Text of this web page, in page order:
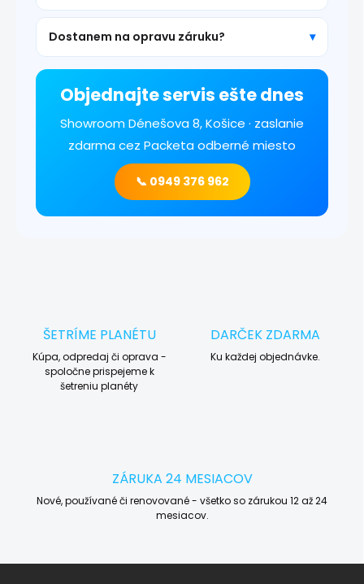
Dostanem na opravu záruku?
Objednajte servis ešte dnes
Showroom Dénešova 8, Košice · zaslanie
zdarma cez Packeta odberné miesto
📞 0949 376 962
ŠETRÍME PLANÉTU
Kúpa, odpredaj či oprava -
spoločne prispejeme k
šetreniu planéty
DARČEK ZDARMA
Ku každej objednávke.
ZÁRUKA 24 MESIACOV
Nové, používané či renovované - všetko so zárukou 12 až 24
mesiacov.